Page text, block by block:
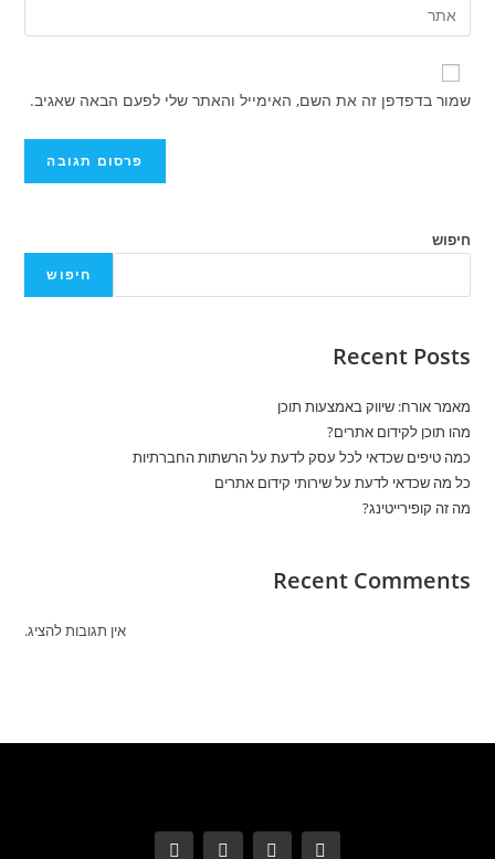
שמור בדפדפן זה את השם, האימייל והאתר שלי לפעם הבאה שאגיב.
חיפוש
חיפוש
Recent Posts
מאמר אורח: שיווק באמצעות תוכן
מהו תוכן לקידום אתרים?
כמה טיפים שכדאי לכל עסק לדעת על הרשתות החברתיות
כל מה שכדאי לדעת על שירותי קידום אתרים
מה זה קופירייטינג?
Recent Comments
אין תגובות להציג.